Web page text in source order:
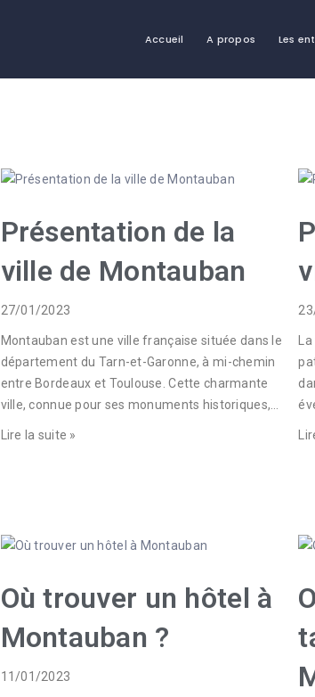
Accueil A propos Les
Présentation de la
ville de Montauban
27/01/2023
Montauban est une ville française située dans le
département du Tarn-et-Garonne, à mi-chemin
entre Bordeaux et Toulouse. Cette charmante
ville, connue pour ses monuments historiques,…
Lire la suite »
Où trouver un hôtel à
Montauban ?
11/01/2023